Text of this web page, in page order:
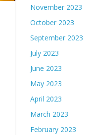
November 2023
October 2023
September 2023
July 2023
June 2023
May 2023
April 2023
March 2023
February 2023